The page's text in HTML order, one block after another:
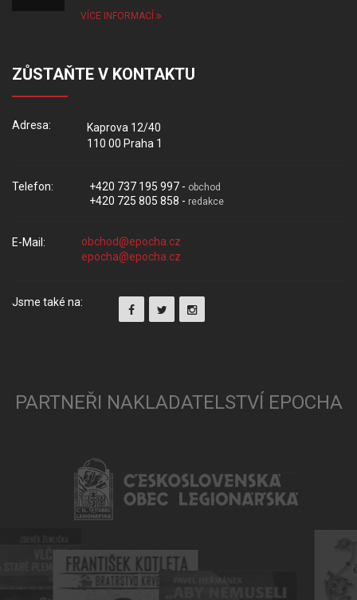
VÍCE INFORMACÍ
ZŮSTAŇTE V KONTAKTU
Adresa:
Kaprova 12/40
110 00 Praha 1
Telefon: +420 737 195 997 - obchod
+420 725 805 858 - redakce
E-Mail:
Jsme také na:
PARTNEŘI NAKLADATELSTVÍ EPOCHA